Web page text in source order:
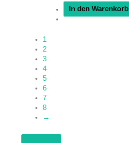
In den Warenkorb
1
2
3
4
5
6
7
8
→